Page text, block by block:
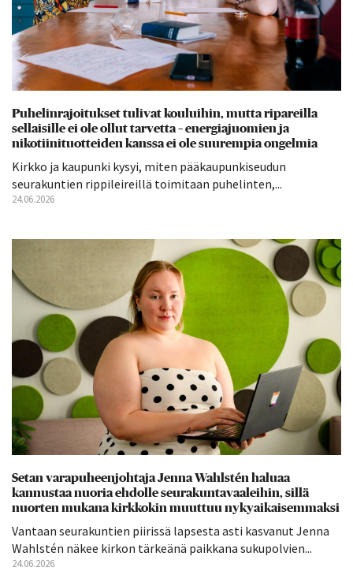
Puhelinrajoitukset tulivat kouluihin, mutta ripareilla
sellaisille ei ole ollut tarvetta – energiajuomien ja
nikotiinituotteiden kanssa ei ole suurempia ongelmia
Kirkko ja kaupunki kysyi, miten pääkaupunkiseudun
seurakuntien rippileireillä toimitaan puhelinten,...
24.06.2026
Setan varapuheenjohtaja Jenna Wahlstén haluaa
kannustaa nuoria ehdolle seurakuntavaaleihin, sillä
nuorten mukana kirkkokin muuttuu nykyaikaisemmaksi
Vantaan seurakuntien piirissä lapsesta asti kasvanut Jenna
Wahlstén näkee kirkon tärkeänä paikkana sukupolvien...
24.06.2026